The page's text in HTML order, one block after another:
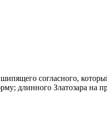
согласного,
длинного Златозара на